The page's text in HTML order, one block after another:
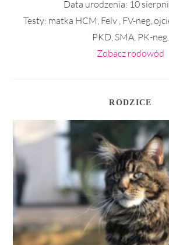
Data urodzenia: 10
Testy: matka HCM, Felv , FV-neg,
PKD, SMA, PK-neg.
Zobacz rodowód
RODZICE